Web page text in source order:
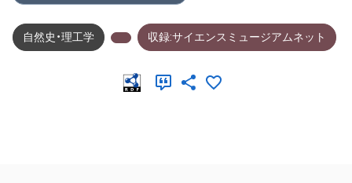
自然史・理工学 収録:サイエンスミュージアムネット